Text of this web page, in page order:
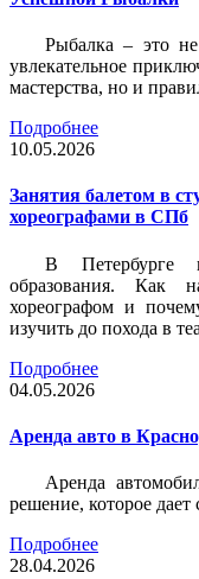
Рыбалка – это
увлекательное
мастерства, но и
Подробнее
10.05.2026
Занятия балетом в
хореографами в СПб
В Петербурге
образования. Как
хореографом и
изучить до похода в
Подробнее
04.05.2026
Аренда авто в
Аренда
решение, которое
Подробнее
28.04.2026